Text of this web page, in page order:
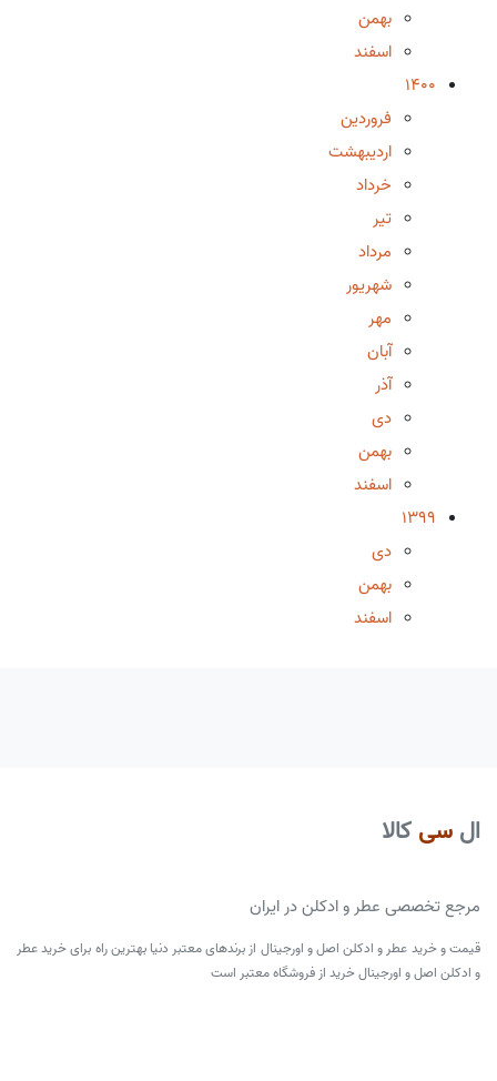
بهمن
اسفند
1400
فروردین
اردیبهشت
خرداد
تیر
مرداد
شهریور
مهر
آبان
آذر
دی
بهمن
اسفند
1399
دی
بهمن
اسفند
ال سی کالا
مرجع تخصصی عطر و ادکلن در ایران
قیمت و خرید عطر و ادکلن اصل و اورجینال از برندهای معتبر دنیا بهترین راه برای خرید عطر
و ادکلن اصل و اورجینال خرید از فروشگاه معتبر است